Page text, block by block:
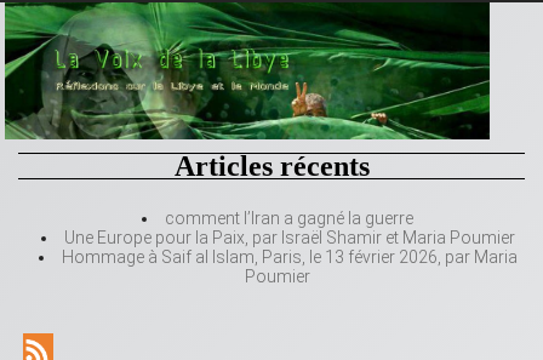
Articles récents
comment l’Iran a gagné la guerre
Une Europe pour la Paix, par Israël Shamir et Maria Poumier
Hommage à Saif al Islam, Paris, le 13 février 2026, par Maria
Poumier